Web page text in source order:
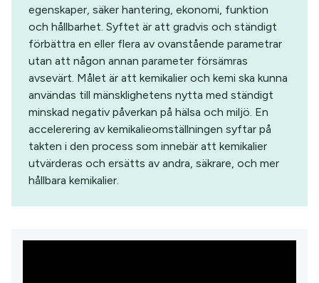
egenskaper, säker hantering, ekonomi, funktion
och hållbarhet. Syftet är att gradvis och ständigt
förbättra en eller flera av ovanstående parametrar
utan att någon annan parameter försämras
avsevärt. Målet är att kemikalier och kemi ska kunna
användas till mänsklighetens nytta med ständigt
minskad negativ påverkan på hälsa och miljö. En
accelerering av kemikalieomställningen syftar på
takten i den process som innebär att kemikalier
utvärderas och ersätts av andra, säkrare, och mer
hållbara kemikalier.